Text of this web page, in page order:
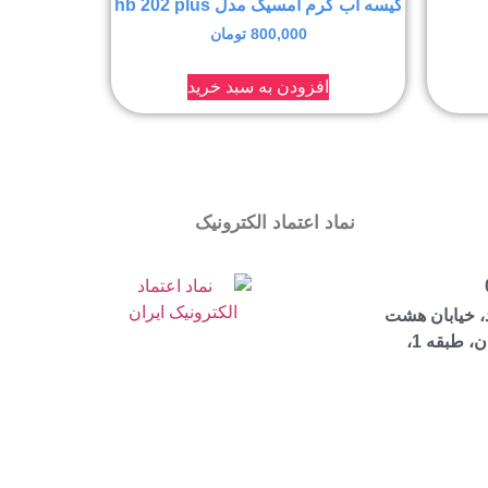
کیسه آب گرم امسیگ مدل hb 202 plus
800,000 تومان
افزودن به سبد خرید
خیابان هشت
بهشت شرقی، ساختمان مرجان، طبقه 1،
نماد اعتماد الکترونیک